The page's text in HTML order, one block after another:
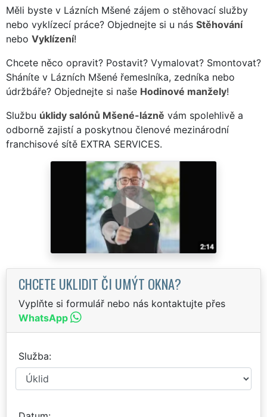
Měli byste v Lázních Mšené zájem o stěhovací služby
nebo vyklízecí práce? Objednejte si u nás Stěhování
nebo Vyklízení!
Chcete něco opravit? Postavit? Vymalovat? Smontovat?
Sháníte v Lázních Mšené řemeslníka, zedníka nebo
údržbáře? Objednejte si naše Hodinové manžely!
Službu úklidy salónů Mšené-lázně vám spolehlivě a
odborně zajistí a poskytnou členové mezinárodní
franchisové sítě EXTRA SERVICES.
CHCETE UKLIDIT ČI UMÝT OKNA?
Vyplňte si formulář nebo nás kontaktujte přes
WhatsApp
Služba